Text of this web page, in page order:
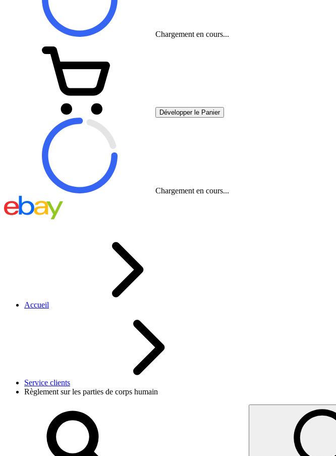
Chargement en cours...
Développer le Panier
Chargement en cours...
Accueil
Service clients
Règlement sur les parties de corps humain